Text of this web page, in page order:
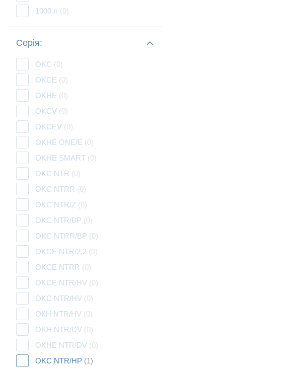
1000 л (0)
Серія:
OKC (0)
OKCE (0)
OKHE (0)
OKCV (0)
OKCEV (0)
OKHE ONE/E (0)
OKHE SMART (0)
OKC NTR (0)
OKC NTRR (0)
OKC NTR/Z (0)
OKC NTR/BP (0)
OKC NTRR/BP (0)
OKCE NTR/2,2 (0)
OKCE NTRR (0)
OKCE NTR/HV (0)
OKC NTR/HV (0)
ОКН NTR/HV (0)
OKH NTR/DV (0)
OKHE NTR/DV (0)
OKC NTR/HP (1)